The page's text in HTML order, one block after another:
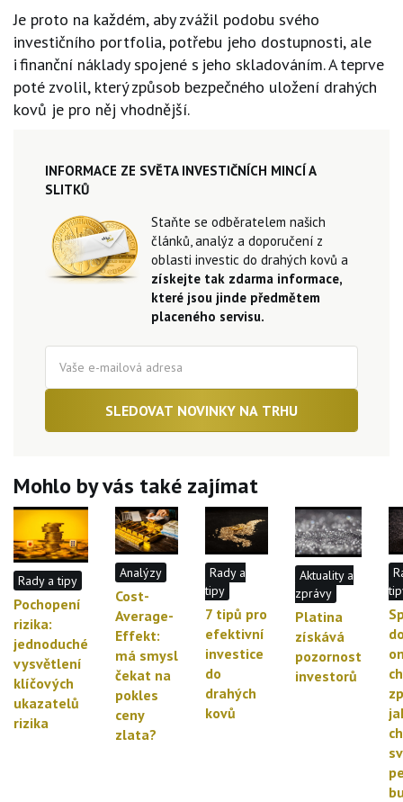
Je proto na každém, aby zvážil podobu svého
investičního portfolia, potřebu jeho dostupnosti, ale
i finanční náklady spojené s jeho skladováním. A teprve
poté zvolil, který způsob bezpečného uložení drahých
kovů je pro něj vhodnější.
INFORMACE ZE SVĚTA INVESTIČNÍCH MINCÍ A
SLITKŮ
Staňte se odběratelem našich
článků, analýz a doporučení z
oblasti investic do drahých kovů a
získejte tak zdarma informace,
které jsou jinde předmětem
placeného servisu.
SLEDOVAT NOVINKY NA TRHU
Mohlo by vás také zajímat
Rady a tipy
Pochopení
rizika:
jednoduché
vysvětlení
klíčových
ukazatelů
rizika
Analýzy
Cost-
Average-
Effekt:
má smysl
čekat na
pokles
ceny
zlata?
Rady a
tipy
7 tipů pro
efektivní
investice
do
drahých
kovů
Aktuality a
zprávy
Platina
získává
pozornost
investorů